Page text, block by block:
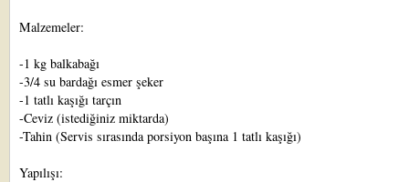
Malzemeler:
-1 kg balkabağı
-3/4 su bardağı esmer şeker
-1 tatlı kaşığı tarçın
-Ceviz (istediğiniz miktarda)
-Tahin (Servis sırasında porsiyon başına 1 tatlı kaşığı)
Yapılışı: